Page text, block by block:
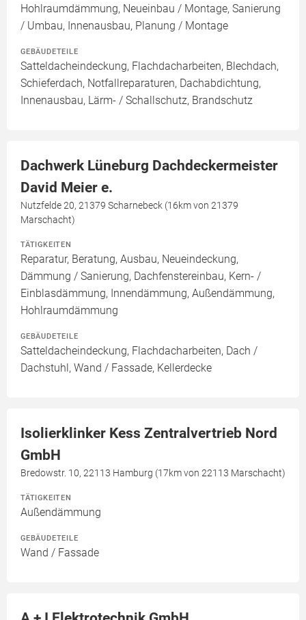
Hohlraumdämmung, Neueinbau / Montage, Sanierung
/ Umbau, Innenausbau, Planung / Montage
GEBÄUDETEILE
Satteldacheindeckung, Flachdacharbeiten, Blechdach,
Schieferdach, Notfallreparaturen, Dachabdichtung,
Innenausbau, Lärm- / Schallschutz, Brandschutz
Dachwerk Lüneburg Dachdeckermeister
David Meier e.
Nutzfelde 20, 21379 Scharnebeck (16km von 21379
Marschacht)
TÄTIGKEITEN
Reparatur, Beratung, Ausbau, Neueindeckung,
Dämmung / Sanierung, Dachfenstereinbau, Kern- /
Einblasdämmung, Innendämmung, Außendämmung,
Hohlraumdämmung
GEBÄUDETEILE
Satteldacheindeckung, Flachdacharbeiten, Dach /
Dachstuhl, Wand / Fassade, Kellerdecke
Isolierklinker Kess Zentralvertrieb Nord
GmbH
Bredowstr. 10, 22113 Hamburg (17km von 22113 Marschacht)
TÄTIGKEITEN
Außendämmung
GEBÄUDETEILE
Wand / Fassade